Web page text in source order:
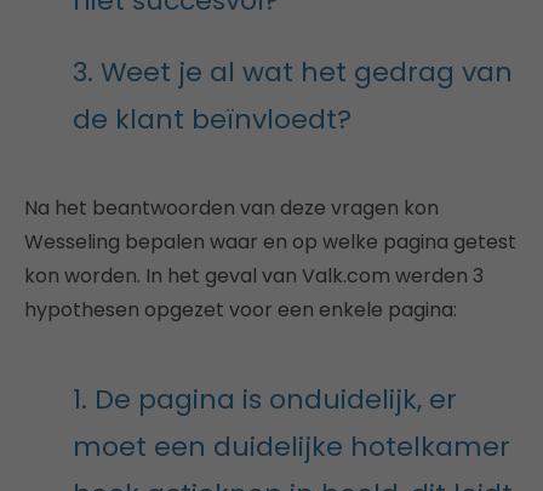
3. Weet je al wat het gedrag van
de klant beïnvloedt?
Na het beantwoorden van deze vragen kon
Wesseling bepalen waar en op welke pagina getest
kon worden. In het geval van Valk.com werden 3
hypothesen opgezet voor een enkele pagina:
1. De pagina is onduidelijk, er
moet een duidelijke hotelkamer